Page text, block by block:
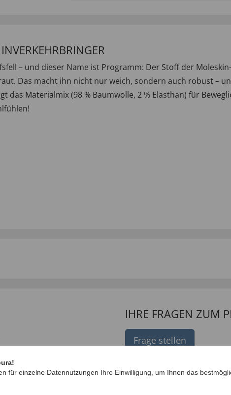
– und dieser Name ist Programm: Der Stoff der
Das macht ihn nicht nur weich, sondern auch robust –
das Materialmix (98 % Baumwolle, 2 % Elasthan) für
>>
IHRE FRAGEN ZUM
Frage stellen
für einzelne Datennutzungen Ihre Einwilligung, um Ihnen das